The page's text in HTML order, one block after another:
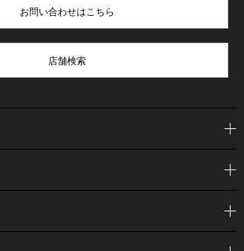
お問い合わせはこちら
店舗検索